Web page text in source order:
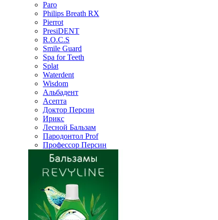
Paro
Philips Breath RX
Pierrot
PresiDENT
R.O.C.S
Smile Guard
Spa for Teeth
Splat
Waterdent
Wisdom
Альбадент
Асепта
Доктор Персин
Ирикс
Лесной Бальзам
Пародонтол Prof
Профессор Персин